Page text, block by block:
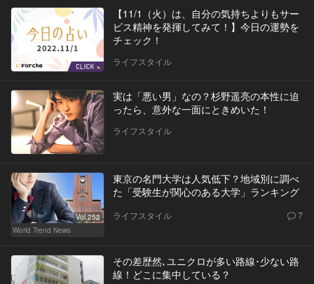
【11/1（火）は、自分の気持ちよりもサー
ビス精神を発揮してみて！】今日の運勢を
チェック！
ライフスタイル
実は「悪い男」なの？杉野遥亮の本性に迫
ったら、意外な一面にときめいた！
ライフスタイル
Vol.252
World Trend News
東京の名門大学は人気低下？地域別に調べ
た「受験生が関心のある大学」ランキング
ライフスタイル 7
その差歴然､ユニクロが多い路線･少ない路
線！どこに集中している？